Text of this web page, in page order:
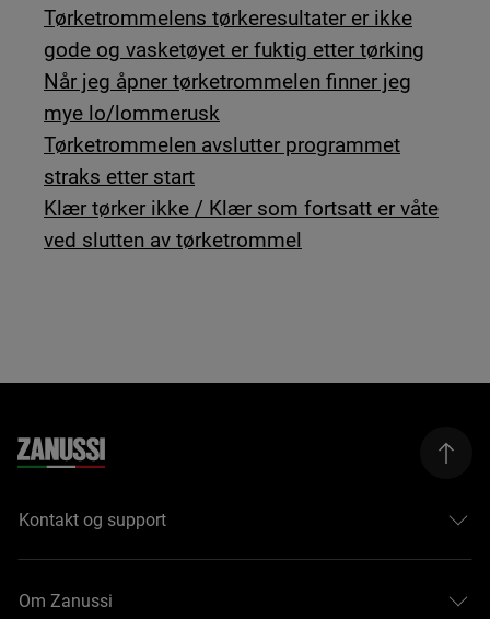
Tørketrommelens tørkeresultater er ikke
gode og vasketøyet er fuktig etter tørking
Når jeg åpner tørketrommelen finner jeg
mye lo/lommerusk
Tørketrommelen avslutter programmet
straks etter start
Klær tørker ikke / Klær som fortsatt er våte
ved slutten av tørketrommel
Kontakt og support
Om Zanussi